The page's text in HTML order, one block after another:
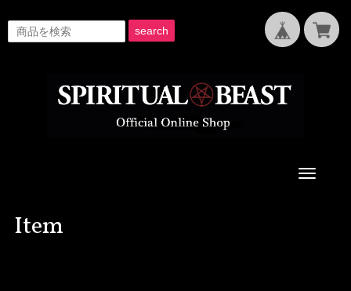
search
Toggle
Item